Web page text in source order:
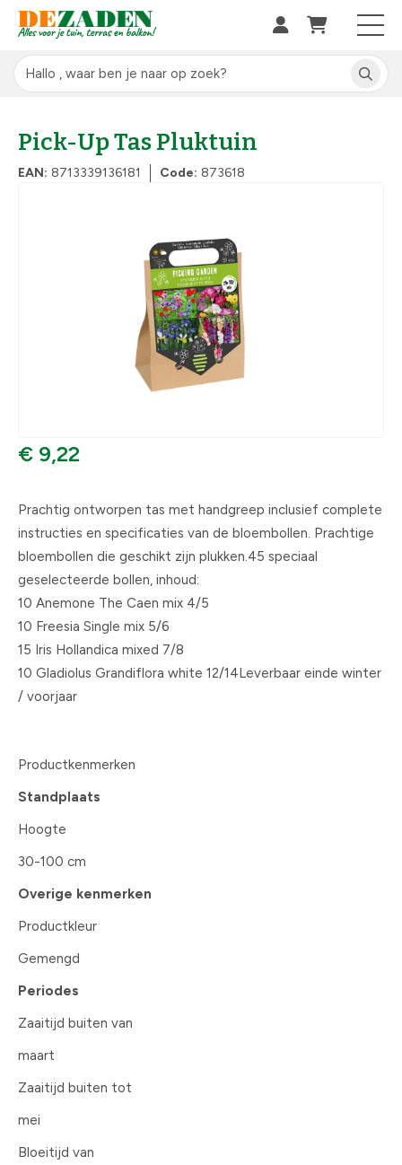
Pick-Up Tas Pluktuin
EAN: 8713339136181 Code: 873618
€ 9,22
Prachtig ontworpen tas met handgreep inclusief complete
instructies en specificaties van de bloembollen. Prachtige
bloembollen die geschikt zijn plukken.45 speciaal
geselecteerde bollen, inhoud:
10 Anemone The Caen mix 4/5
10 Freesia Single mix 5/6
15 Iris Hollandica mixed 7/8
10 Gladiolus Grandiflora white 12/14Leverbaar einde winter
/ voorjaar
Productkenmerken
Standplaats
Hoogte
30-100 cm
Overige kenmerken
Productkleur
Gemengd
Periodes
Zaaitijd buiten van
maart
Zaaitijd buiten tot
mei
Bloeitijd van